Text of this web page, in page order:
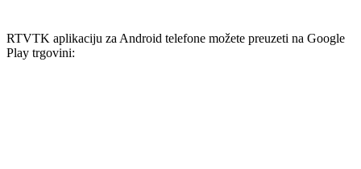
RTVTK aplikaciju za Android telefone možete preuzeti na Google
Play trgovini: